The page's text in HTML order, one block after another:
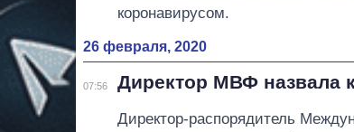
коронавирусом.
26 февраля, 2020
07:56 Директор МВФ назвала
Директор-распорядитель